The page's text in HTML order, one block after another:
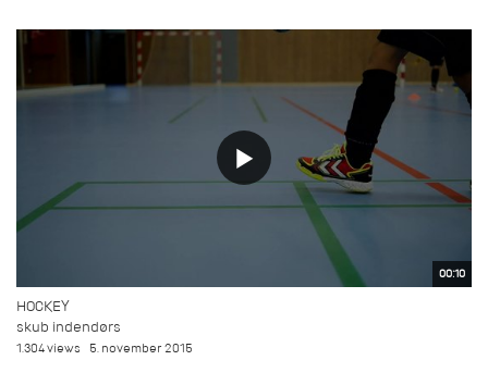
00:10
HOCKEY
skub indendørs
1.304 views 5. november 2015